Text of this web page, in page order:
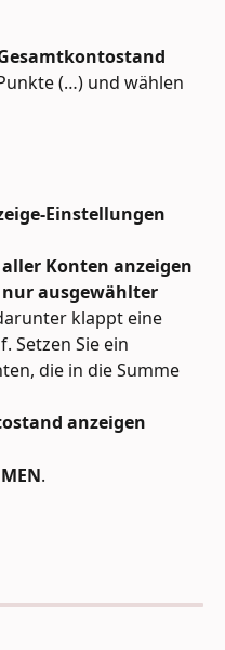
(…) und wählen
Einstellungen
Konten anzeigen
ausgewählter
klappt eine
Setzen Sie ein
die in die Summe
anzeigen
.